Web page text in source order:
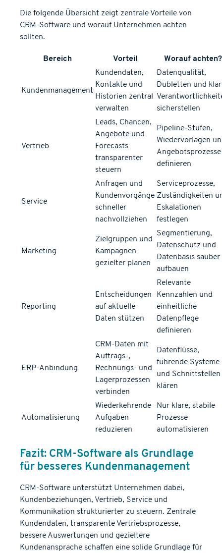
Die folgende Übersicht zeigt zentrale Vorteile von
CRM-Software und worauf Unternehmen achten
sollten.
Bereich Vorteil Worauf achten?
Kundenmanagement
Kundendaten,
Kontakte und
Historien zentral
verwalten
Datenqualität,
Dubletten und
sicherstellen
Vertrieb
Leads, Chancen,
Angebote und
Forecasts
transparenter
steuern
Pipeline-Stufen,
Wiedervorlagen
Angebotsprozesse
definieren
Service
Anfragen und
Kundenvorgänge
schneller
nachvollziehen
Serviceprozesse,
Zuständigkeiten
Eskalationen
festlegen
Marketing
Zielgruppen und
Kampagnen
gezielter planen
Segmentierung,
Datenschutz und
Datenbasis sauber
aufbauen
Reporting
Entscheidungen
auf aktuelle
Daten stützen
Relevante
Kennzahlen und
einheitliche
Datenpflege
definieren
ERP-Anbindung
CRM-Daten mit
Auftrags-,
Rechnungs- und
Lagerprozessen
verbinden
Datenflüsse,
führende Systeme
und Schnittstellen
klären
Automatisierung
Wiederkehrende
Aufgaben
reduzieren
Nur klare, stabile
Prozesse
automatisieren
Fazit: CRM-Software als Grundlage
für besseres Kundenmanagement
CRM-Software unterstützt Unternehmen dabei,
Kundenbeziehungen, Vertrieb, Service und
Kommunikation strukturierter zu steuern. Zentrale
Kundendaten, transparente Vertriebsprozesse,
bessere Auswertungen und gezieltere
Kundenansprache schaffen eine solide Grundlage für